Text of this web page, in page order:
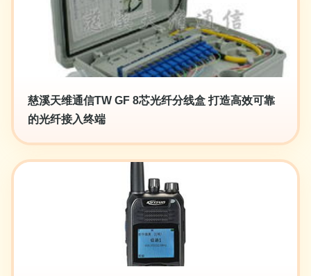
慈溪天维通信TW GF 8芯光纤分线盒 打造高效可靠
的光纤接入终端